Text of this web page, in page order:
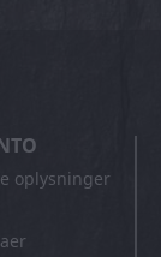
oplysninger